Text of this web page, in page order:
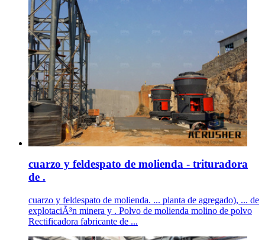
cuarzo y feldespato de molienda - trituradora
de .
cuarzo y feldespato de molienda. ... planta de agregado), ... de
explotaciÃ³n minera y . Polvo de molienda molino de polvo
Rectificadora fabricante de ...